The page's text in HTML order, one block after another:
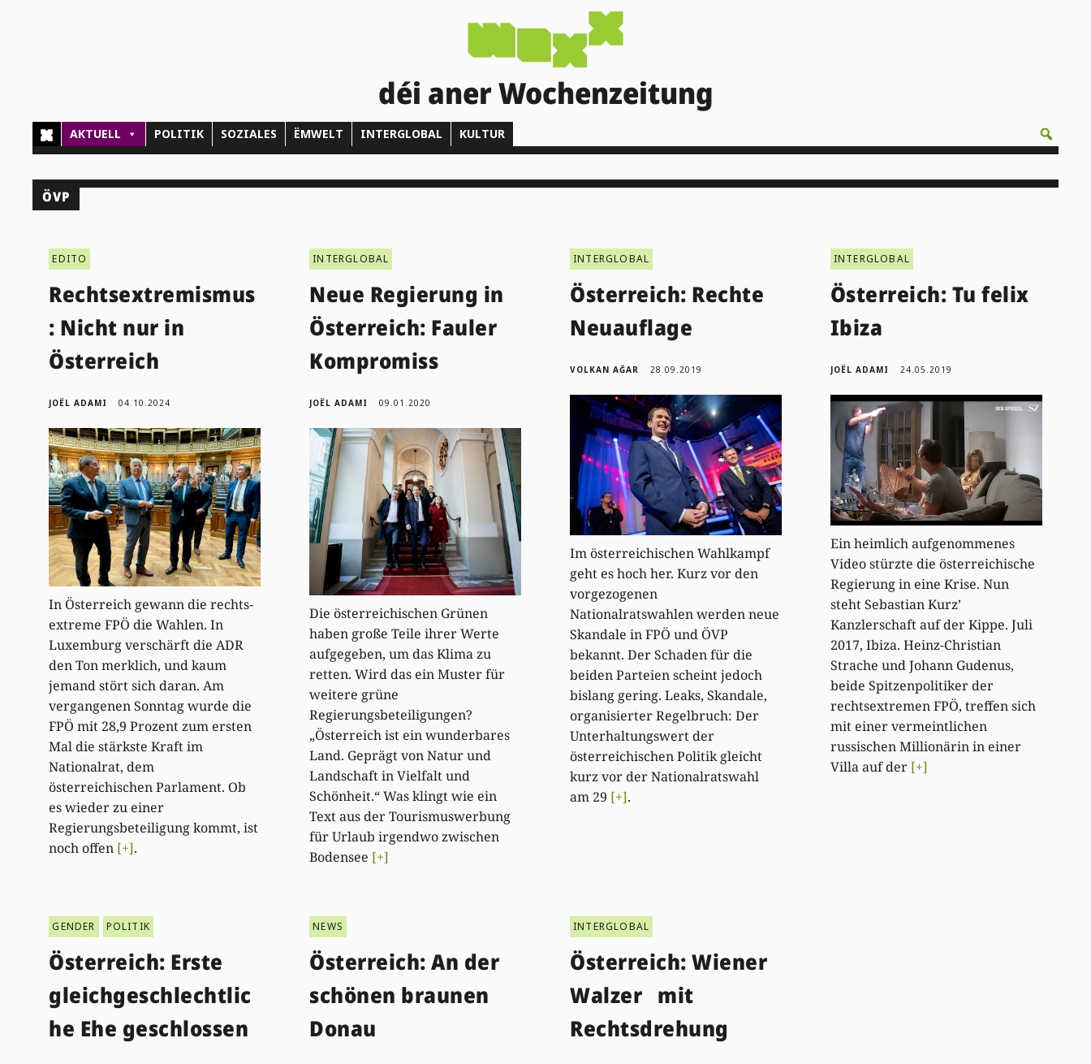
déi aner Wochenzeitung
AKTUELL POLITIK SOZIALES ËMWELT INTERGLOBAL KULTUR
ÖVP
EDITO
Rechtsextremismus
: Nicht nur in
Österreich
JOËL ADAMI 04.10.2024
In Österreich gewann die rechts-
extreme FPÖ die Wahlen. In
Luxemburg verschärft die ADR
den Ton merklich, und kaum
jemand stört sich daran. Am
vergangenen Sonntag wurde die
FPÖ mit 28,9 Prozent zum ersten
Mal die stärkste Kraft im
Nationalrat, dem
österreichischen Parlament. Ob
es wieder zu einer
Regierungsbeteiligung kommt, ist
noch offen [+].
INTERGLOBAL
Neue Regierung in
Österreich: Fauler
Kompromiss
JOËL ADAMI 09.01.2020
Die österreichischen Grünen
haben große Teile ihrer Werte
aufgegeben, um das Klima zu
retten. Wird das ein Muster für
weitere grüne
Regierungsbeteiligungen?
„Österreich ist ein wunderbares
Land. Geprägt von Natur und
Landschaft in Vielfalt und
Schönheit.“ Was klingt wie ein
Text aus der Tourismuswerbung
für Urlaub irgendwo zwischen
Bodensee [+]
INTERGLOBAL
Österreich: Rechte
Neuauflage
VOLKAN AĞAR 28.09.2019
Im österreichischen Wahlkampf
geht es hoch her. Kurz vor den
vorgezogenen
Nationalratswahlen werden neue
Skandale in FPÖ und ÖVP
bekannt. Der Schaden für die
beiden Parteien scheint jedoch
bislang gering. Leaks, Skandale,
organisierter Regelbruch: Der
Unterhaltungswert der
österreichischen Politik gleicht
kurz vor der Nationalratswahl
am 29 [+].
INTERGLOBAL
Österreich: Tu felix
Ibiza
JOËL ADAMI 24.05.2019
Ein heimlich aufgenommenes
Video stürzte die österreichische
Regierung in eine Krise. Nun
steht Sebastian Kurz’
Kanzlerschaft auf der Kippe. Juli
2017, Ibiza. Heinz-Christian
Strache und Johann Gudenus,
beide Spitzenpolitiker der
rechtsextremen FPÖ, treffen sich
mit einer vermeintlichen
russischen Millionärin in einer
Villa auf der [+]
GENDER POLITIK
Österreich: Erste
gleichgeschlechtlic
he Ehe geschlossen
NEWS
Österreich: An der
schönen braunen
Donau
INTERGLOBAL
Österreich: Wiener
Walzer mit
Rechtsdrehung